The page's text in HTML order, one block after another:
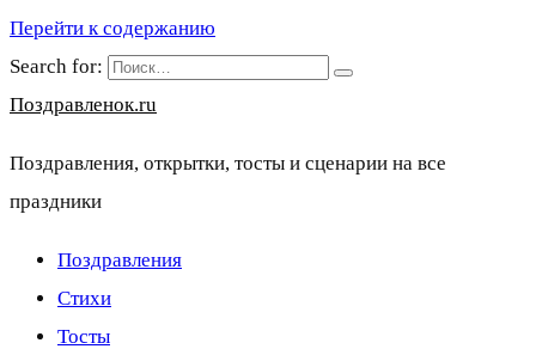
Перейти к содержанию
Search for:
Поздравленок.ru
Поздравления, открытки, тосты и сценарии на все
праздники
Поздравления
Стихи
Тосты